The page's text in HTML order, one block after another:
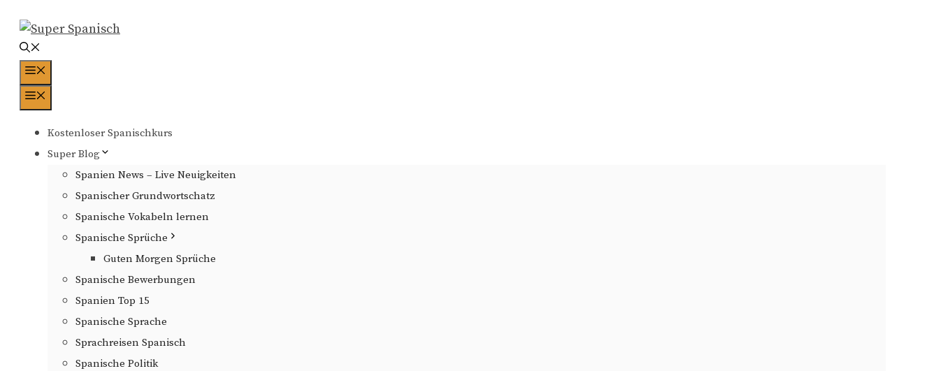
Inhalt
springen
Kostenloser Spanischkurs
Super Blog
Spanien News – Live Neuigkeiten
Spanischer Grundwortschatz
Spanische Vokabeln lernen
Spanische Sprüche
Guten Morgen Sprüche
Spanische Bewerbungen
Spanien Top 15
Spanische Sprache
Sprachreisen Spanisch
Spanische Politik